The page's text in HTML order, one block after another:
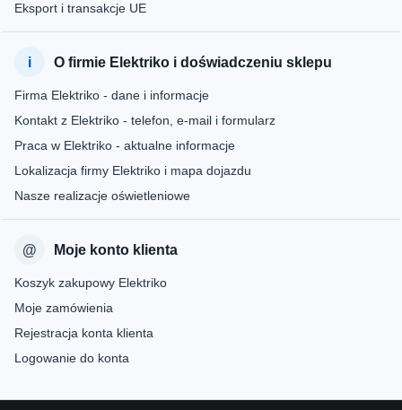
Eksport i transakcje UE
O firmie Elektriko i doświadczeniu sklepu
Firma Elektriko - dane i informacje
Kontakt z Elektriko - telefon, e-mail i formularz
Praca w Elektriko - aktualne informacje
Lokalizacja firmy Elektriko i mapa dojazdu
Nasze realizacje oświetleniowe
Moje konto klienta
Koszyk zakupowy Elektriko
Moje zamówienia
Rejestracja konta klienta
Logowanie do konta